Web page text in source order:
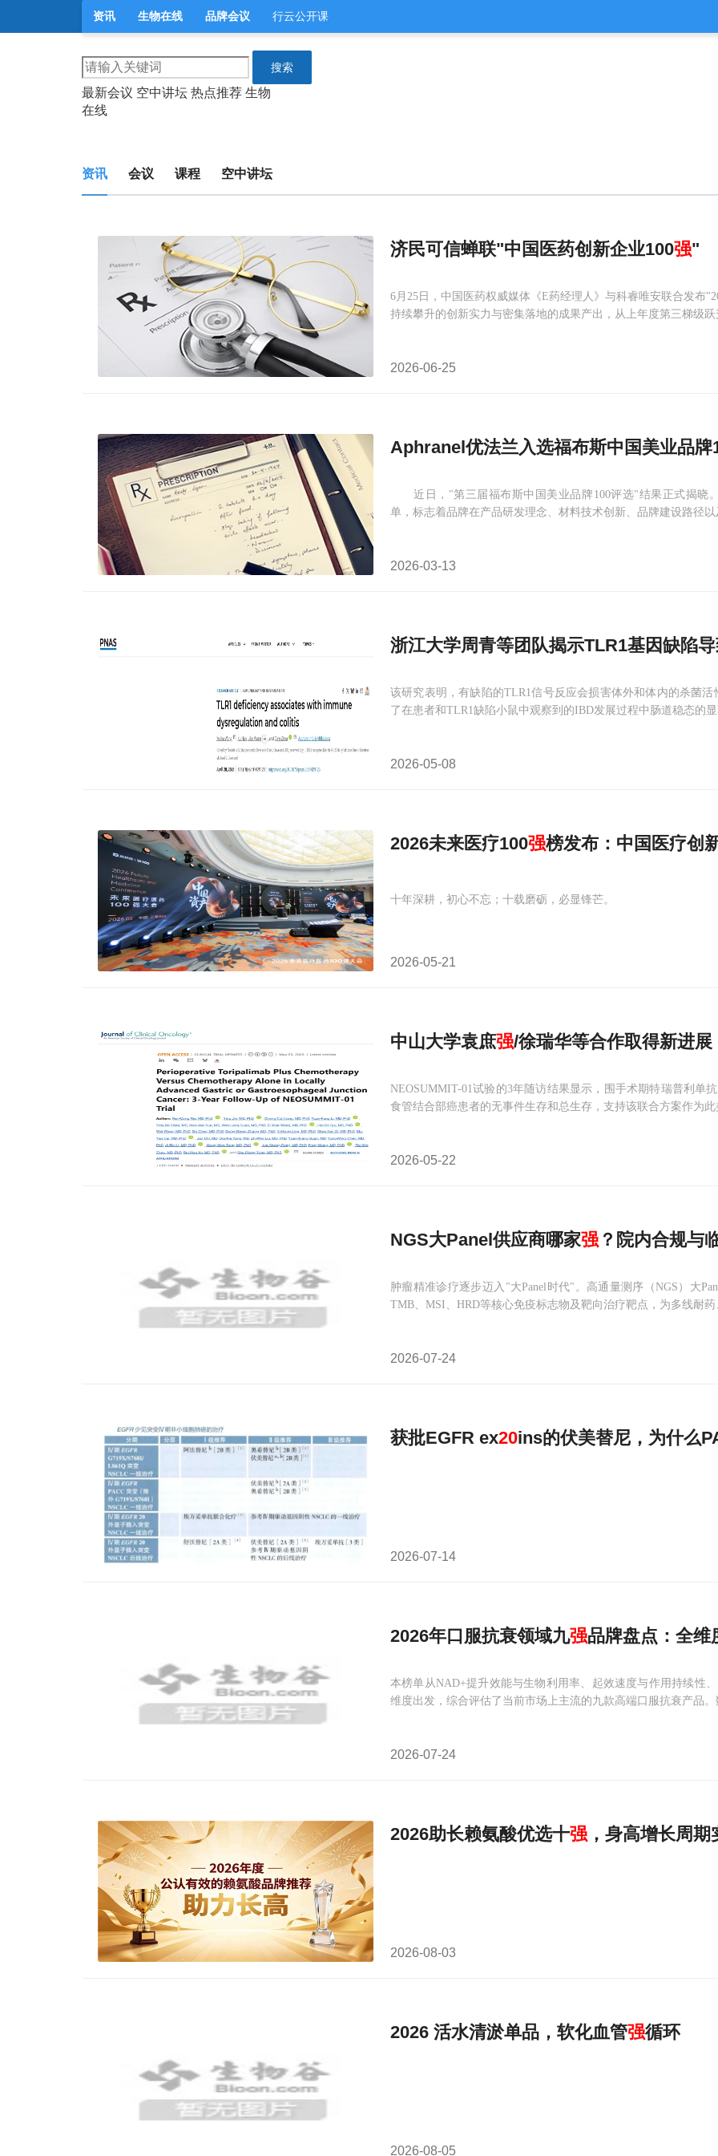
资讯 生物在线 品牌会议 行云公开课
搜索
最新会议 空中讲坛 热点推荐 生物
在线
资讯 会议 课程 空中讲坛
济民可信蝉联"中国医药创新企业100强"
6月25日，中国医药权威媒体《E药经理人》与科睿唯安联合发布
持续攀升的创新实力与密集落地的成果产出，从上年度第三梯级
2026-06-25
Aphranel优法兰入选福布斯中国美业品牌
近日，"第三届福布斯中国美业品牌100评选"结果正式揭晓
单，标志着品牌在产品研发理念、材料技术创新、品牌建设路径
2026-03-13
浙江大学周青等团队揭示TLR1基因缺陷
该研究表明，有缺陷的TLR1信号反应会损害体外和体内的杀菌
了在患者和TLR1缺陷小鼠中观察到的IBD发展过程中肠道稳态的显
2026-05-08
2026未来医疗100强榜发布：中国医疗创
十年深耕，初心不忘；十载磨砺，必显锋芒。
2026-05-21
中山大学袁庶强/徐瑞华等合作取得新进展
NEOSUMMIT-01试验的3年随访结果显示，围手术期特瑞普利单
食管结合部癌患者的无事件生存和总生存，支持该联合方案作为此
2026-05-22
NGS大Panel供应商哪家强 ？院内合规与
肿瘤精准诊疗逐步迈入"大Panel时代"。高通量测序（NGS）大
TMB、MSI、HRD等核心免疫标志物及靶向治疗靶点，为多线耐
2026-07-24
获批EGFR ex20ins的伏美替尼，为什么
2026-07-14
2026年口服抗衰领域九强品牌盘点：全维
本榜单从NAD+提升效能与生物利用率、起效速度与作用持续性
维度出发，综合评估了当前市场上主流的九款高端口服抗衰产品
2026-07-24
2026助长赖氨酸优选十强 ，身高增长周
2026-08-03
2026 活水清淤单品，软化血管强循环
2026-08-05